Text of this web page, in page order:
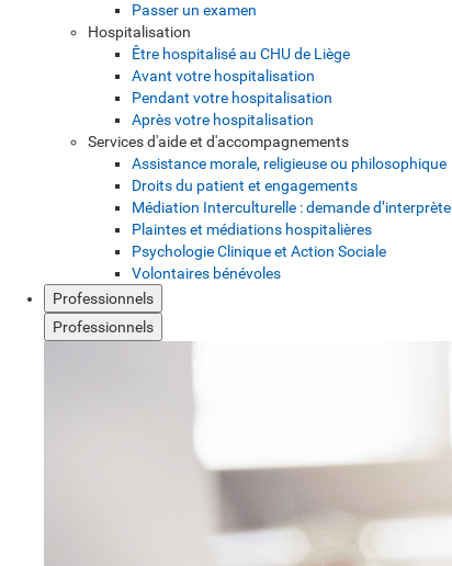
Passer un examen
Hospitalisation
Être hospitalisé au CHU de Liège
Avant votre hospitalisation
Pendant votre hospitalisation
Après votre hospitalisation
Services d'aide et d'accompagnements
Assistance morale, religieuse ou philosophique
Droits du patient et engagements
Médiation Interculturelle : demande d’interprète
Plaintes et médiations hospitalières
Psychologie Clinique et Action Sociale
Volontaires bénévoles
Professionnels
Professionnels